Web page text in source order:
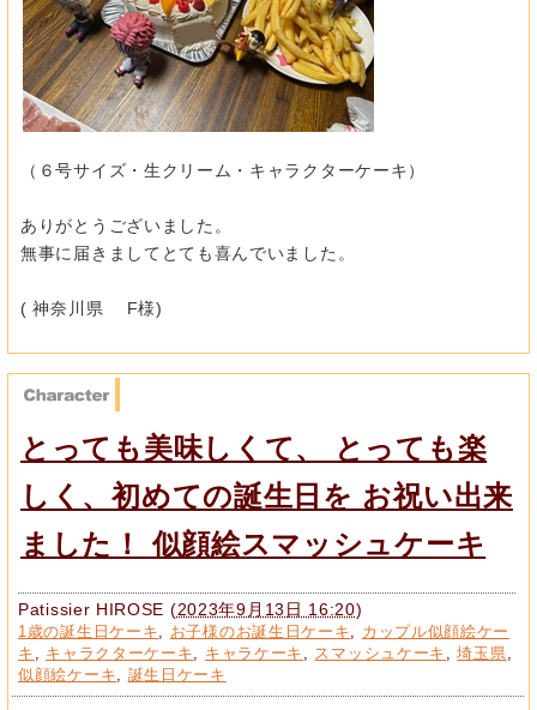
（６号サイズ・生クリーム・キャラクターケーキ）
ありがとうございました。
無事に届きましてとても喜んでいました。
( 神奈川県 F様)
とっても美味しくて、 とっても楽
しく、初めての誕生日を お祝い出来
ました！ 似顔絵スマッシュケーキ
Patissier HIROSE (2023年9月13日 16:20)
1歳の誕生日ケーキ お子様のお誕生日ケーキ
カップル似顔絵ケー
キ
キャラクターケーキ キャラケーキ スマッシュケーキ ,埼玉県
似顔絵ケーキ
誕生日ケーキ